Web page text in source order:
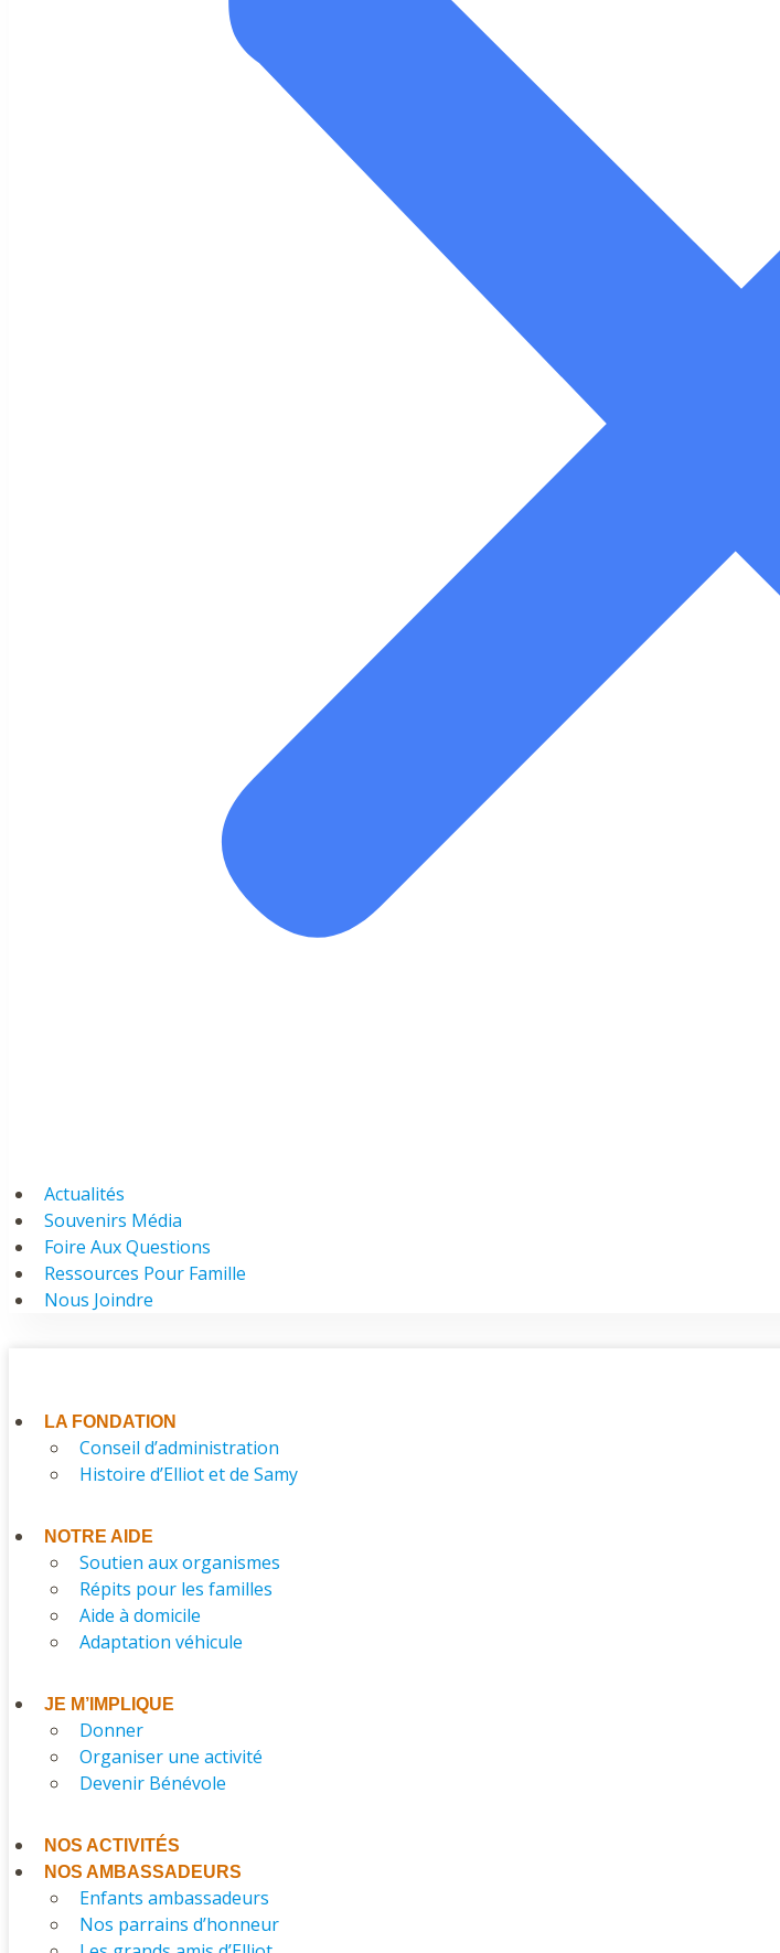
Actualités
Souvenirs Média
Foire Aux Questions
Ressources Pour Famille
Nous Joindre
LA FONDATION
Conseil d’administration
Histoire d’Elliot et de Samy
NOTRE AIDE
Soutien aux organismes
Répits pour les familles
Aide à domicile
Adaptation véhicule
JE M’IMPLIQUE
Donner
Organiser une activité
Devenir Bénévole
NOS ACTIVITÉS
NOS AMBASSADEURS
Enfants ambassadeurs
Nos parrains d’honneur